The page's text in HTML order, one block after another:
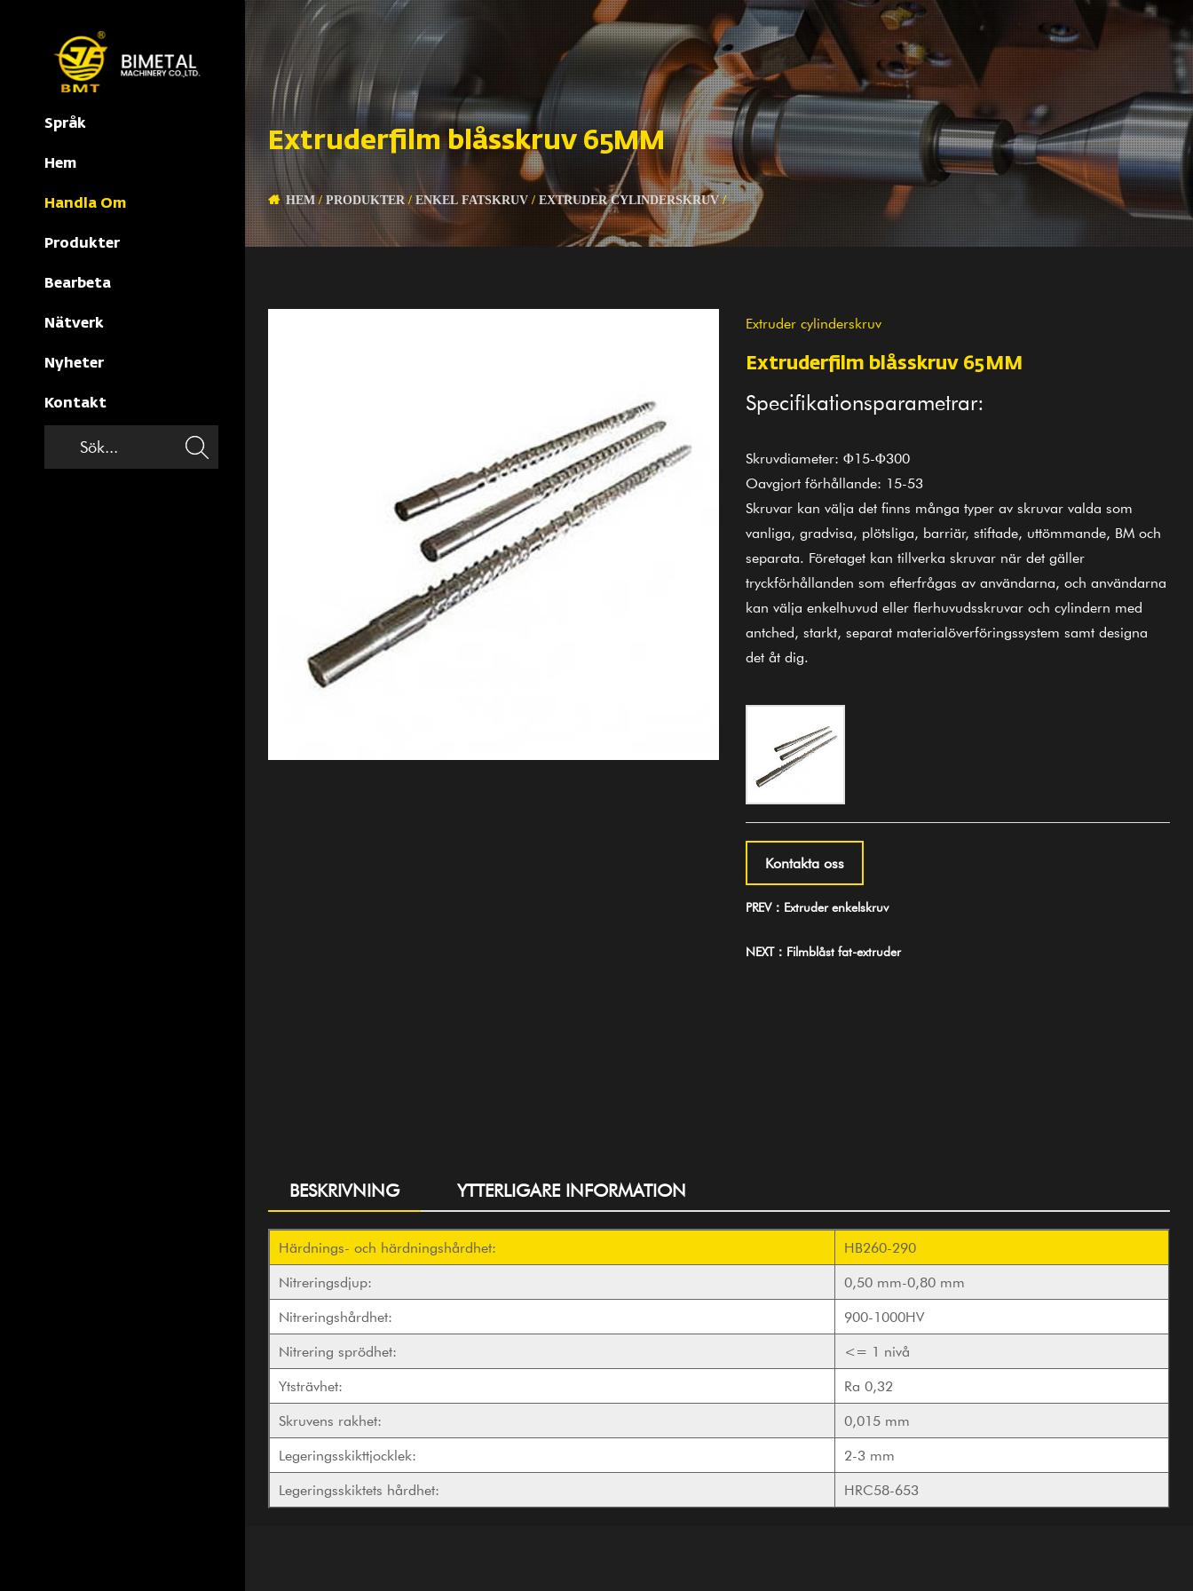
Språk
Hem
Handla Om
Produkter
Bearbeta
Nätverk
Nyheter
Kontakt
Extruderfilm blåsskruv 65MM
HEM/PRODUKTER/ ENKEL FATSKRUV/ EXTRUDER CYLINDERSKRUV/
Extruder cylinderskruv
Extruderfilm blåsskruv 65MM
Specifikationsparametrar:
Skruvdiameter: Φ15-Φ300
Oavgjort förhållande: 15-53
Skruvar kan välja det finns många typer av skruvar valda som
vanliga, gradvisa, plötsliga, barriär, stiftade, uttömmande, BM och
separata. Företaget kan tillverka skruvar när det gäller
tryckförhållanden som efterfrågas av användarna, och användarna
kan välja enkelhuvud eller flerhuvudsskruvar och cylindern med
antched, starkt, separat materialöverföringssystem samt designa
det åt dig.
Kontakta oss
PREV：Extruder enkelskruv
NEXT：Filmblåst fat-extruder
BESKRIVNING YTTERLIGARE INFORMATION
Härdnings- och härdningshårdhet:
HB260-290
Nitreringsdjup:
0,50 mm-0,80 mm
Nitreringshårdhet:
900-1000HV
Nitrering sprödhet:
<= 1 nivå
Ytsträvhet:
Ra 0,32
Skruvens rakhet:
0,015 mm
Legeringsskikttjocklek:
2-3 mm
Legeringsskiktets hårdhet:
HRC58-653